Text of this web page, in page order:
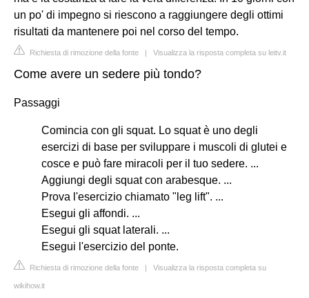
un po' di impegno si riescono a raggiungere degli ottimi
risultati da mantenere poi nel corso del tempo.
Richiesta di rimozione della fonte | Visualizza la risposta completa su leitv.it
Come avere un sedere più tondo?
Passaggi
Comincia con gli squat. Lo squat è uno degli
esercizi di base per sviluppare i muscoli di glutei e
cosce e può fare miracoli per il tuo sedere. ...
Aggiungi degli squat con arabesque. ...
Prova l'esercizio chiamato "leg lift". ...
Esegui gli affondi. ...
Esegui gli squat laterali. ...
Esegui l'esercizio del ponte.
Richiesta di rimozione della fonte | Visualizza la risposta completa su
wikihow.it